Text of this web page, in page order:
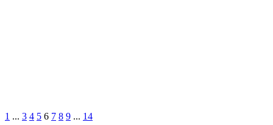
1 ... 3 4 5 6 7 8 9 ... 14